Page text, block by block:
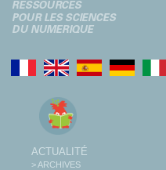
ACTUALITÉ
> ARCHIVES